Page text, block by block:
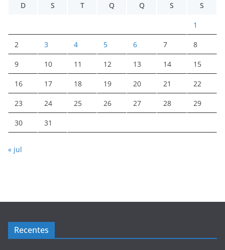
D
S T Q Q S S
1
2 3 4 5 6 7 8
9 10 11 12 13 14 15
16 17 18 19 20 21 22
23 24 25 26 27 28 29
30 31
« jul
Recentes